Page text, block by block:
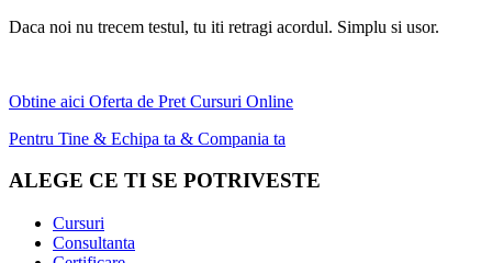
Daca noi nu trecem testul, tu iti retragi acordul. Simplu si usor.
Obtine aici Oferta de Pret Cursuri Online
Pentru Tine & Echipa ta & Compania ta
ALEGE CE TI SE POTRIVESTE
Cursuri
Consultanta